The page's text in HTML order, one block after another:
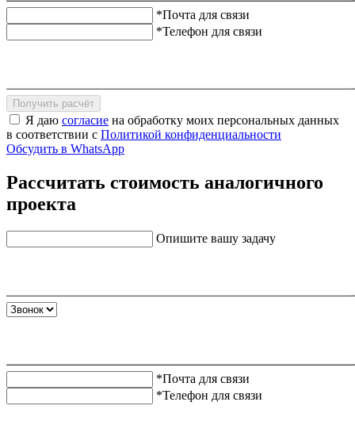
*Почта для связи
*Телефон для связи
Получить расчёт
Я даю согласие на обработку моих персональных данных
в соответствии с Политикой конфиденциальности
Обсудить в WhatsApp
Рассчитать стоимость аналогичного
проекта
Опишите вашу задачу
*Почта для связи
*Телефон для связи